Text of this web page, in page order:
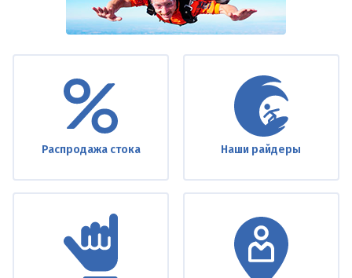
Распродажа стока Наши райдеры